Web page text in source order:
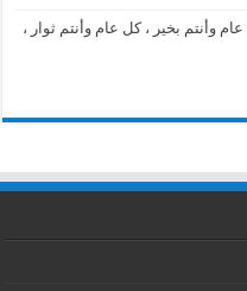
وأنتم بخير ، كل عام وأنتم ثوار ،